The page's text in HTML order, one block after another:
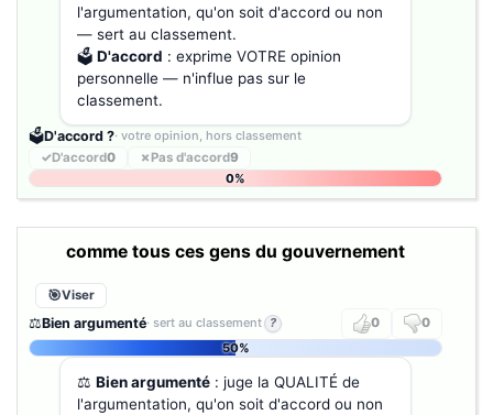
l'argumentation, qu'on soit d'accord ou non
— sert au classement.
🗳️ D'accord : exprime VOTRE opinion
personnelle — n'influe pas sur le
classement.
🗳️D'accord ?· votre opinion, hors classement
✓D'accord0 ✗Pas d'accord9
0%
comme tous ces gens du gouvernement
Viser
⚖️Bien argumenté· sert au classement ? 0
0
50%
⚖️ Bien argumenté : juge la QUALITÉ de
l'argumentation, qu'on soit d'accord ou non